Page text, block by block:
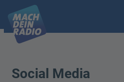
Social Media